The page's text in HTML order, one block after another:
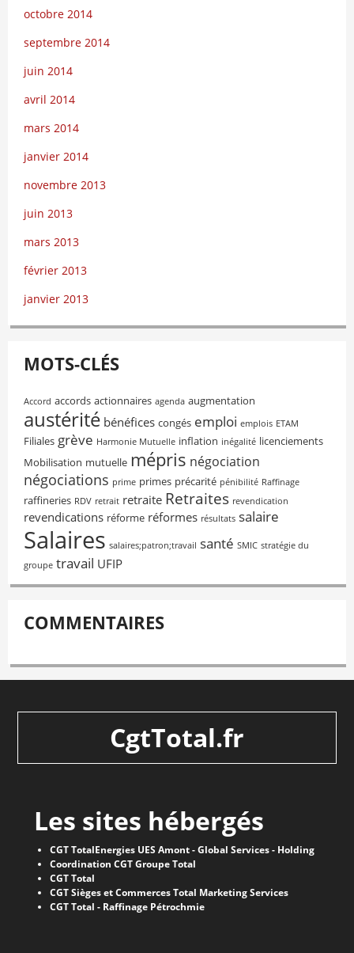
octobre 2014
septembre 2014
juin 2014
avril 2014
mars 2014
janvier 2014
novembre 2013
juin 2013
mars 2013
février 2013
janvier 2013
MOTS-CLÉS
Accord accords actionnaires agenda augmentation
austérité bénéfices congés emploi emplois ETAM
Filiales grève Harmonie Mutuelle inflation inégalité licenciements
Mobilisation mutuelle mépris négociation
négociations prime primes précarité pénibilité Raffinage
raffineries RDV retrait retraite Retraites revendication
revendications réforme réformes résultats salaire
Salaires salaires;patron;travail santé SMIC stratégie du
groupe travail UFIP
COMMENTAIRES
CgtTotal.fr
Les sites hébergés
CGT TotalEnergies UES Amont - Global Services - Holding
Coordination CGT Groupe Total
CGT Total
CGT Sièges et Commerces Total Marketing Services
CGT Total - Raffinage Pétrochmie